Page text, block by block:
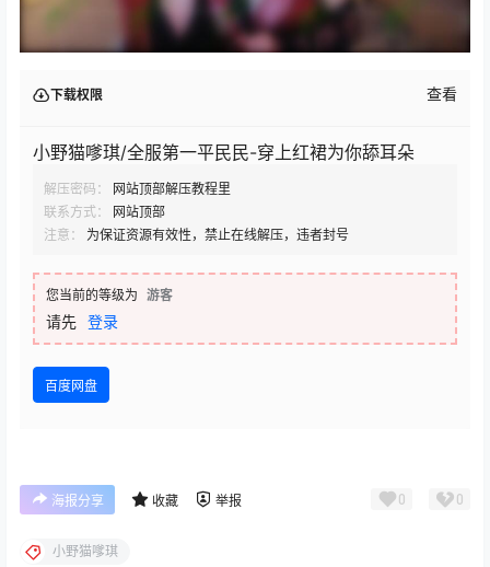
下载权限 查看
小野猫嗲琪/全服第一平民民-穿上红裙为你舔耳朵
解压密码：
网站顶部解压教程里
联系方式：
网站顶部
注意：
为保证资源有效性，禁止在线解压，违者封号
您当前的等级为 游客
请先 登录
百度网盘
海报分享 收藏 举报 0 0
小野猫嗲琪